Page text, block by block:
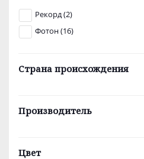
Рекорд (2)
Фотон (16)
Страна происхождения
Производитель
Цвет